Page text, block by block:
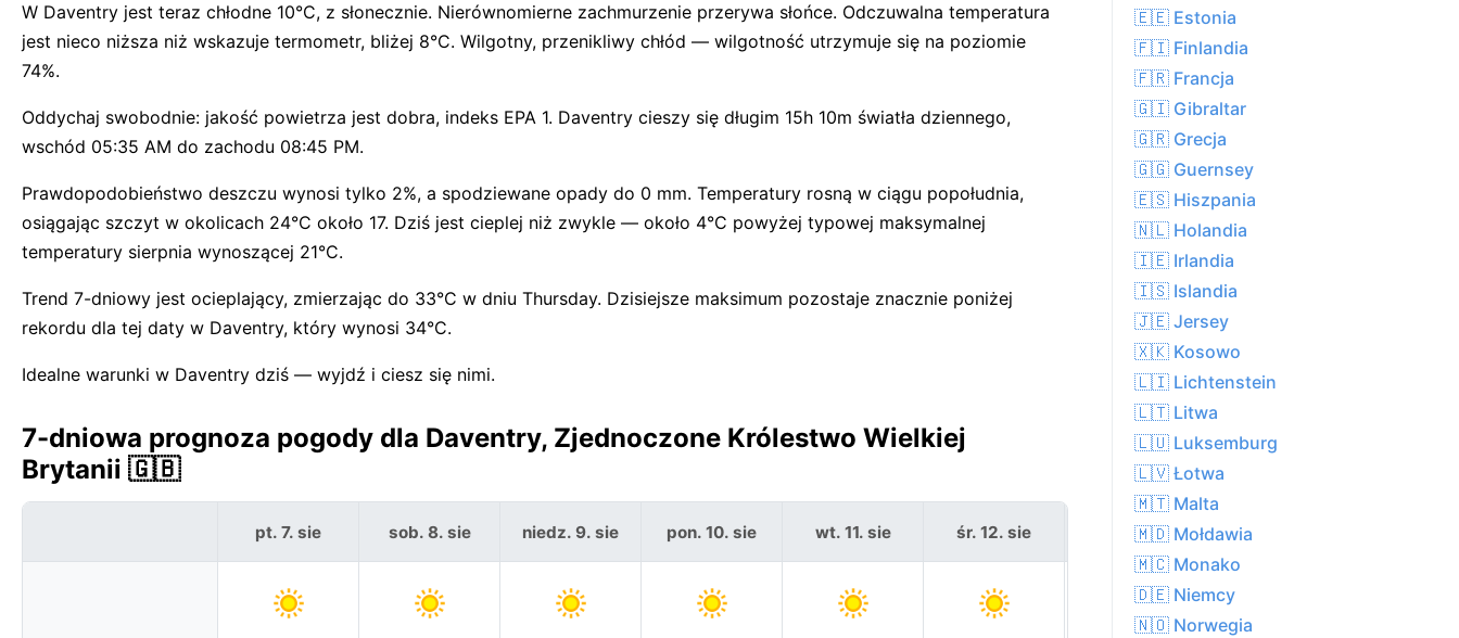
W Daventry jest teraz chłodne 10°C, z słonecznie. Nierównomierne zachmurzenie przerywa słońce. Odczuwalna temperatura
jest nieco niższa niż wskazuje termometr, bliżej 8°C. Wilgotny, przenikliwy chłód — wilgotność utrzymuje się na poziomie
74%.
Oddychaj swobodnie: jakość powietrza jest dobra, indeks EPA 1. Daventry cieszy się długim 15h 10m światła dziennego,
wschód 05:35 AM do zachodu 08:45 PM.
Prawdopodobieństwo deszczu wynosi tylko 2%, a spodziewane opady do 0 mm. Temperatury rosną w ciągu popołudnia,
osiągając szczyt w okolicach 24°C około 17. Dziś jest cieplej niż zwykle — około 4°C powyżej typowej maksymalnej
temperatury sierpnia wynoszącej 21°C.
Trend 7-dniowy jest ocieplający, zmierzając do 33°C w dniu Thursday. Dzisiejsze maksimum pozostaje znacznie poniżej
rekordu dla tej daty w Daventry, który wynosi 34°C.
Idealne warunki w Daventry dziś — wyjdź i ciesz się nimi.
7-dniowa prognoza pogody dla Daventry, Zjednoczone Królestwo Wielkiej
Brytanii 🇬🇧
pt. 7. sie sob. 8. sie niedz. 9. sie pon. 10. sie wt. 11. sie śr. 12. sie czw. 13. sie
🇪🇪 Estonia
🇫🇮 Finlandia
🇫🇷 Francja
🇬🇮 Gibraltar
🇬🇷 Grecja
🇬🇬 Guernsey
🇪🇸 Hiszpania
🇳🇱 Holandia
🇮🇪 Irlandia
🇮🇸 Islandia
🇯🇪 Jersey
🇽🇰 Kosowo
🇱🇮 Lichtenstein
🇱🇹 Litwa
🇱🇺 Luksemburg
🇱🇻 Łotwa
🇲🇹 Malta
🇲🇩 Mołdawia
🇲🇨 Monako
🇩🇪 Niemcy
🇳🇴 Norwegia